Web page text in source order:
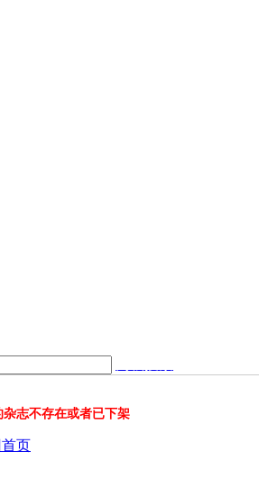
杂志不存在或者已下架
页